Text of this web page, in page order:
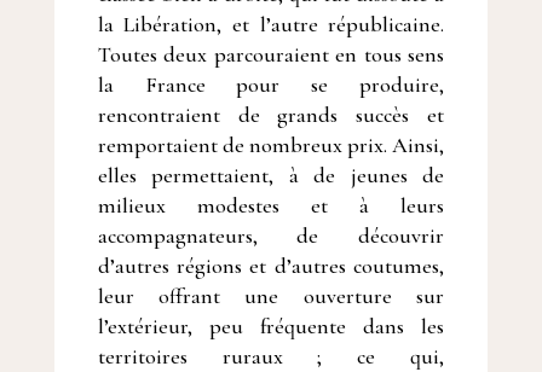
la Libération, et l’autre républicaine.
Toutes deux parcouraient en tous sens
la France pour se produire,
rencontraient de grands succès et
remportaient de nombreux prix. Ainsi,
elles permettaient, à de jeunes de
milieux modestes et à leurs
accompagnateurs, de découvrir
d’autres régions et d’autres coutumes,
leur offrant une ouverture sur
l’extérieur, peu fréquente dans les
territoires ruraux ; ce qui,